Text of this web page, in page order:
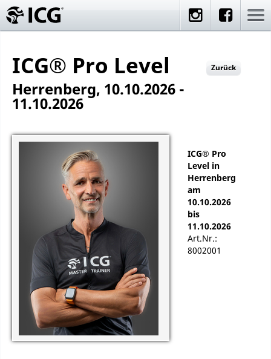
ICG® Pro Level Zurück
Herrenberg, 10.10.2026 -
11.10.2026
ICG® Pro
Level in
Herrenberg
am
10.10.2026
bis
11.10.2026
Art.Nr.:
8002001